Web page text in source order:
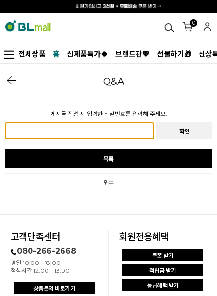
0
전체상품 홈 신제품특가🍀 브랜드관💖 선물하기🎁 신상
Q&A
게시글 작성 시 입력한 비밀번호를 입력해 주세요.
확인
목록
취소
고객만족센터
080-266-2668
평일 10:00 - 18:00
점심시간 12:00 - 13:00
상품문의 바로가기
회원전용혜택
쿠폰 받기
적립금 받기
등급혜택 받기